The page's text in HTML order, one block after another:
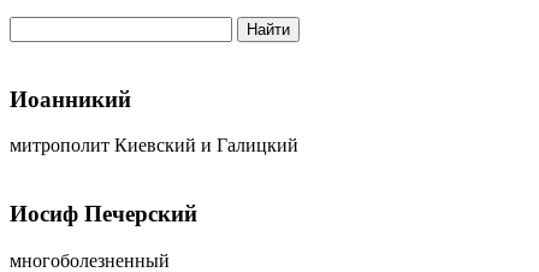
Найти
Иоанникий
митрополит Киевский и Галицкий
Иосиф Печерский
многоболезненный